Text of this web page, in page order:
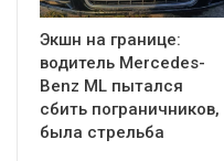
Экшн на границе:
водитель Mercedes-
Benz ML пытался
сбить пограничников,
была стрельба